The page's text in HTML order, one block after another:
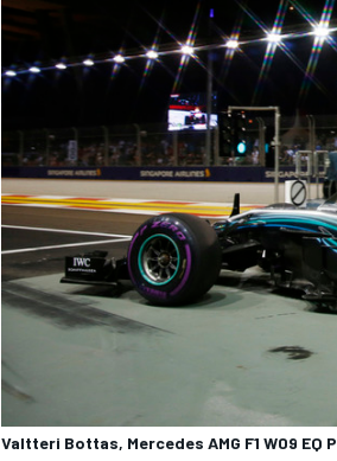
RALLY
Valtteri Bottas, Mercedes AMG F1 W09 EQ